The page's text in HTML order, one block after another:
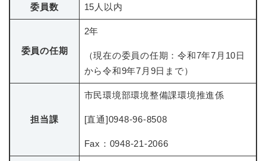
委員数 15人以内
委員の任期
2年
（現在の委員の任期：令和7年7月10日
から令和9年7月9日まで）
担当課
市民環境部環境整備課環境推進係
[直通]0948-96-8508
Fax：0948-21-2066